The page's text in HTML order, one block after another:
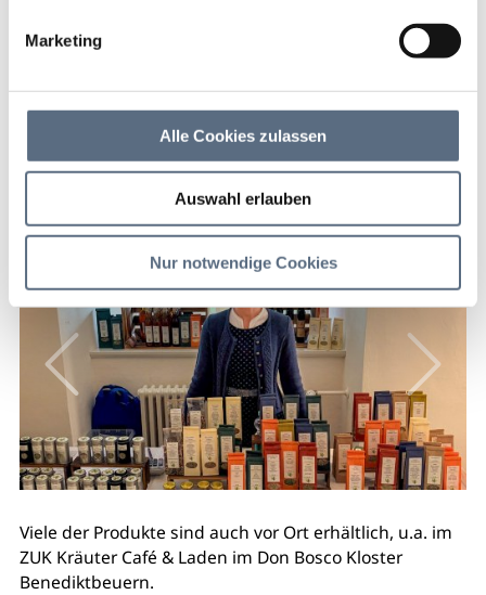
Marketing
Alle Cookies zulassen
Auswahl erlauben
Nur notwendige Cookies
KräuterErlebnisLaden
Tölzer Land
Onlineshop für selbstgemachte Kräuterspezialitäten
aus der Manufaktur "Isarglӱck" nach Rezepturen der
Kräuterpädagogin Erika Ledermüller.
Viele der Produkte sind auch vor Ort erhältlich, u.a. im
ZUK Kräuter Café & Laden im Don Bosco Kloster
Benediktbeuern.